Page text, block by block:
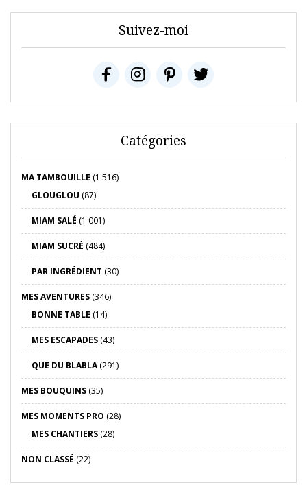
Suivez-moi
Catégories
MA TAMBOUILLE (1 516)
GLOUGLOU (87)
MIAM SALÉ (1 001)
MIAM SUCRÉ (484)
PAR INGRÉDIENT (30)
MES AVENTURES (346)
BONNE TABLE (14)
MES ESCAPADES (43)
QUE DU BLABLA(291)
MES BOUQUINS (35)
MES MOMENTS PRO (28)
MES CHANTIERS (28)
NON CLASSÉ (22)